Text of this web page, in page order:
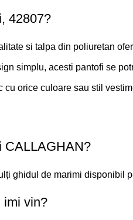
42807?
si talpa din poliuretan
simplu, acesti pantofi se
cu orice culoare sau stil
CALLAGHAN?
ghidul de marimi disponibil
imi vin?